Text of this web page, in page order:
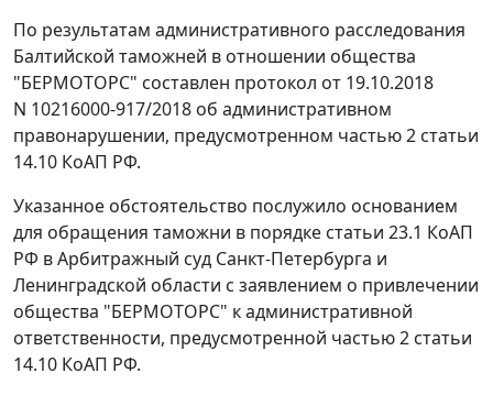
По результатам административного расследования
Балтийской таможней в отношении общества
"БЕРМОТОРС" составлен протокол от 19.10.2018
N 10216000-917/2018 об административном
правонарушении, предусмотренном частью 2 статьи
14.10 КоАП РФ.
Указанное обстоятельство послужило основанием
для обращения таможни в порядке статьи 23.1 КоАП
РФ в Арбитражный суд Санкт-Петербурга и
Ленинградской области с заявлением о привлечении
общества "БЕРМОТОРС" к административной
ответственности, предусмотренной частью 2 статьи
14.10 КоАП РФ.